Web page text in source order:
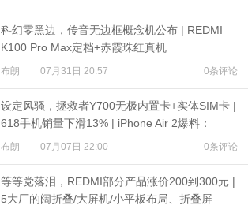
科幻零黑边，传音无边框概念机公布 | REDMI
K100 Pro Max定档+赤霞珠红真机
布朗 07月31日 20:57 0条评论
设定风骚，拯救者Y700无极内置卡+实体SIM卡 |
618手机销量下滑13% | iPhone Air 2爆料：
3500mAh电池
布朗 07月07日 22:00 0条评论
等等党落泪，REDMI部分产品涨价200到300元 |
5大厂的阔折叠/大屏机/小平板布局、折叠屏